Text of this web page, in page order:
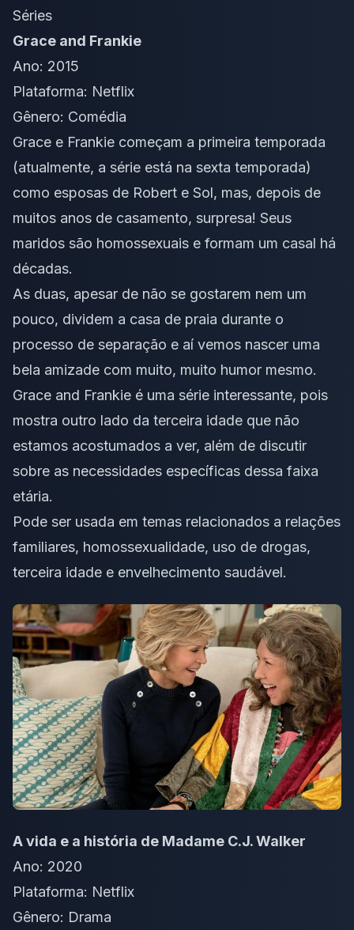
Séries
Grace and Frankie
Ano: 2015
Plataforma: Netflix
Gênero: Comédia
Grace e Frankie começam a primeira temporada
(atualmente, a série está na sexta temporada)
como esposas de Robert e Sol, mas, depois de
muitos anos de casamento, surpresa! Seus
maridos são homossexuais e formam um casal há
décadas.
As duas, apesar de não se gostarem nem um
pouco, dividem a casa de praia durante o
processo de separação e aí vemos nascer uma
bela amizade com muito, muito humor mesmo.
Grace and Frankie é uma série interessante, pois
mostra outro lado da terceira idade que não
estamos acostumados a ver, além de discutir
sobre as necessidades específicas dessa faixa
etária.
Pode ser usada em temas relacionados a relações
familiares, homossexualidade, uso de drogas,
terceira idade e envelhecimento saudável.
A vida e a história de Madame C.J. Walker
Ano: 2020
Plataforma: Netflix
Gênero: Drama